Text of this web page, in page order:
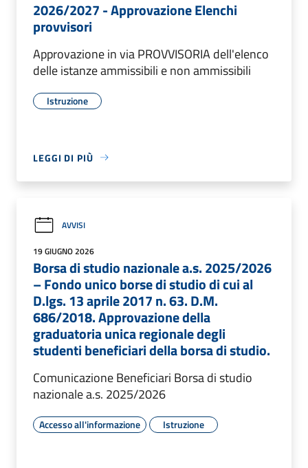
2026/2027 - Approvazione Elenchi
provvisori
Approvazione in via PROVVISORIA dell'elenco
delle istanze ammissibili e non ammissibili
Istruzione
LEGGI DI PIÙ
AVVISI
19 GIUGNO 2026
Borsa di studio nazionale a.s. 2025/2026
– Fondo unico borse di studio di cui al
D.lgs. 13 aprile 2017 n. 63. D.M.
686/2018. Approvazione della
graduatoria unica regionale degli
studenti beneficiari della borsa di studio.
Comunicazione Beneficiari Borsa di studio
nazionale a.s. 2025/2026
Accesso all'informazione Istruzione